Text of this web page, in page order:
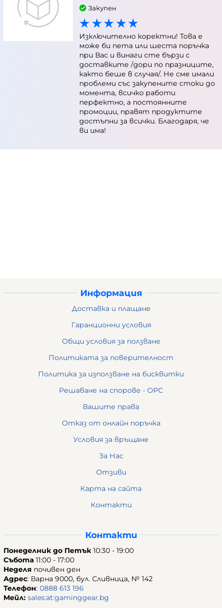
Закупен
Изключително коректни! Това е
може би пета или шеста поръчка
при Вас и винаги сте бързи с
доставките /дори по празниците,
както беше в случая/. Не сме имали
проблеми със закупените стоки до
момента, всичко работи
перфектно, а постоянните
промоции, правят продуктите
достъпни за всички. Благодаря, че
ви има!
Информация
Доставка и плащане
Гаранционни условия
Общи условия за ползване
Политиката за поверителност
Политика за използване на бисквитки
Решаване на спорове - ОРС
Вашите права
Отказ от онлайн поръчка
Условия за връщане
За Нас
Отзиви
Карта на сайта
Контакти
Контакти
Понеделник до Петък 10:30 - 19:00
Събота 11:00 - 17:00
Неделя почивен ден
Адрес: Варна 9000, бул. Сливница, № 142
Телефон: 0888 613 196
Мейл: sales:at:gaminggear.bg